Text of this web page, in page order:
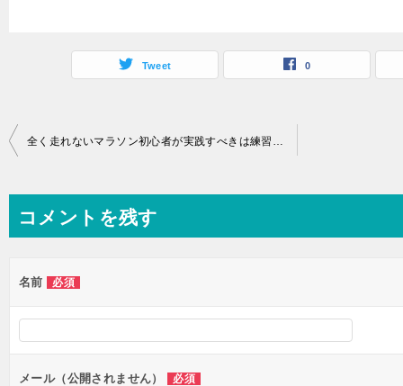
Tweet 0
投
ナ
ビ
ー
ョ
ン
コメントを残す
名前 必須
メール（公開されません） 必須